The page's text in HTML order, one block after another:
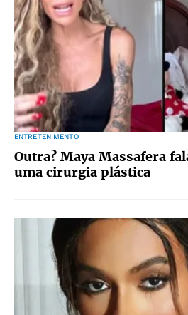
ENTRETENIMENTO
Outra? Maya Massafera
uma cirurgia plástica